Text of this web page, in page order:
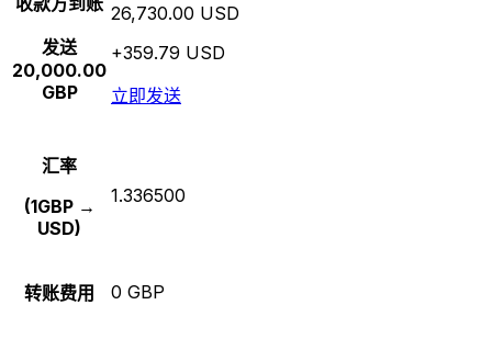
发送
20,000.00
GBP
26,730.00 USD
+359.79 USD
立即发送
汇率
(1GBP →
USD)
1.336500
转账费用 0 GBP